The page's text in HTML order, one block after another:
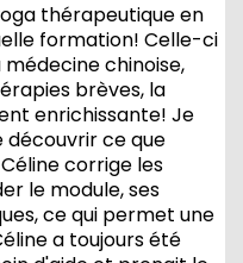
thérapeutique en
formation! Celle-ci
chinoise,
brèves, la
enrichissante! Je
découvrir ce que
corrige les
le module, ses
ce qui permet une
a toujours été